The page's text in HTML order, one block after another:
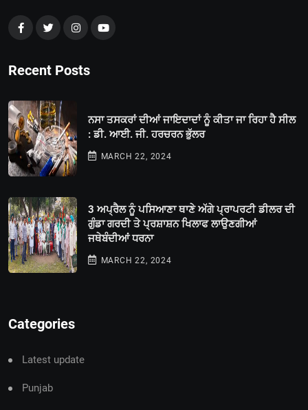
Recent Posts
ਨਸਾ ਤਸਕਰਾਂ ਦੀਆਂ ਜਾਇਦਾਦਾਂ ਨੂੰ ਕੀਤਾ ਜਾ ਰਿਹਾ ਹੈ ਸੀਲ
: ਡੀ. ਆਈ. ਜੀ. ਹਰਚਰਨ ਭੁੱਲਰ
MARCH 22, 2024
3 ਅਪ੍ਰੈਲ ਨੂੰ ਪਸਿਆਣਾ ਥਾਣੇ ਅੱਗੇ ਪ੍ਰਾਪਰਟੀ ਡੀਲਰ ਦੀ
ਗੁੰਡਾ ਗਰਦੀ ਤੇ ਪ੍ਰਸ਼ਾਸ਼ਨ ਖਿਲਾਫ ਲਾਉਣਗੀਆਂ
ਜਥੇਬੰਦੀਆਂ ਧਰਨਾ
MARCH 22, 2024
Categories
Latest update
Punjab